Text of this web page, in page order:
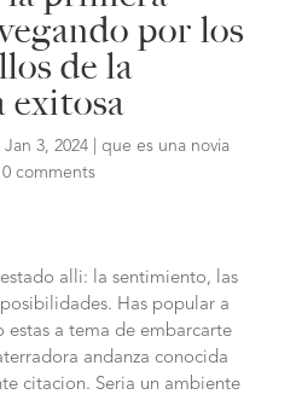
por los
de la
exitosa
Jan 3, 2024| que es una novia
0 comments
alli: la sentimiento, las
Has popular a
estas a tema de embarcarte
andanza conocida
citacion. Seri­a un ambiente